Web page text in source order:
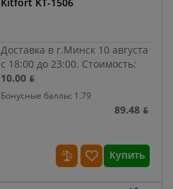
Доставка в г.Минск 10 августа
с 18:00 до 23:00. Стоимость:
10.00 ƃ
Бонусные баллы: 1.79
89.48 ƃ
Купить